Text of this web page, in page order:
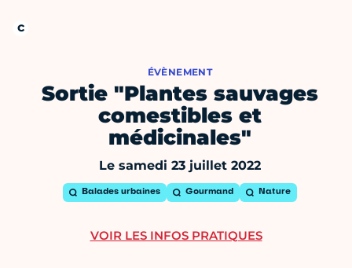
ÉVÈNEMENT
Sortie "Plantes sauvages
comestibles et
médicinales"
Le samedi 23 juillet 2022
Balades urbaines Gourmand Nature
VOIR LES INFOS PRATIQUES